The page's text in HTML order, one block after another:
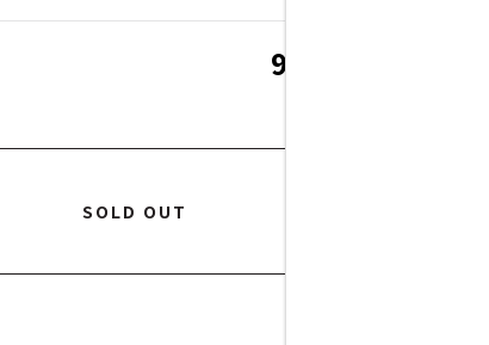
980,000
SOLD OUT